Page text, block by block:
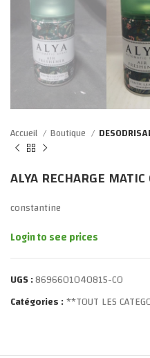
Accueil Boutique
ALYA RECHARGE
constantine
Login to see prices
UGS :8696601040815-CO
Catégories :**TOUT LES